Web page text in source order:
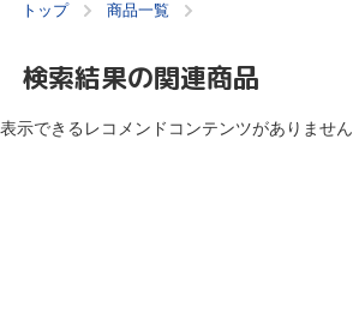
トップ 商品一覧
検索結果の関連商品
表示できるレコメンドコンテンツがありません